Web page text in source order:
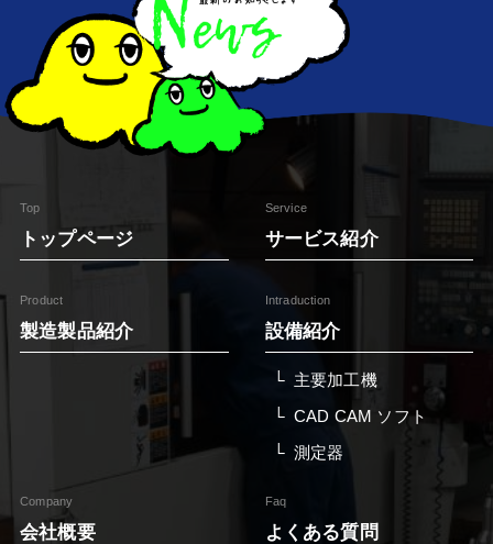
Top
トップページ
Service
サービス紹介
Product
製造製品紹介
Intraduction
設備紹介
主要加工機
CAD CAM ソフト
測定器
Company
会社概要
Faq
よくある質問